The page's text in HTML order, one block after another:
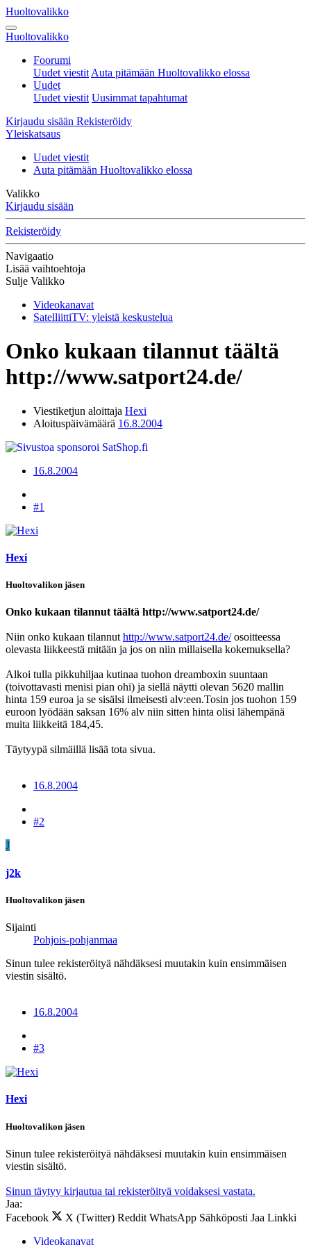
Huoltovalikko
Huoltovalikko
Foorumi
Uudet viestit Auta pitämään Huoltovalikko elossa
Uudet
Uudet viestit Uusimmat tapahtumat
Kirjaudu sisään Rekisteröidy
Yleiskatsaus
Uudet viestit
Auta pitämään Huoltovalikko elossa
Valikko
Kirjaudu sisään
Rekisteröidy
Navigaatio
Lisää vaihtoehtoja
Sulje Valikko
Videokanavat
SatelliittiTV: yleistä keskustelua
Onko kukaan tilannut täältä
http://www.satport24.de/
Viestiketjun aloittaja Hexi
Aloituspäivämäärä 16.8.2004
16.8.2004
#1
Hexi
Huoltovalikon jäsen
Onko kukaan tilannut täältä http://www.satport24.de/
Niin onko kukaan tilannuthttp://www.satport24.de/osoitteessa
olevasta liikkeestä mitään ja jos on niin millaisella kokemuksella?
Alkoi tulla pikkuhiljaa kutinaa tuohon dreamboxin suuntaan
(toivottavasti menisi pian ohi) ja siellä näytti olevan 5620 mallin
hinta 159 euroa ja se sisälsi ilmeisesti alv:een.Tosin jos tuohon 159
euroon lyödään saksan 16% alv niin sitten hinta olisi lähempänä
muita liikkeitä 184,45.
Täytyypä silmäillä lisää tota sivua.
16.8.2004
#2
J
j2k
Huoltovalikon jäsen
Sijainti
Pohjois-pohjanmaa
Sinun tulee rekisteröityä nähdäksesi muutakin kuin ensimmäisen
viestin sisältö.
16.8.2004
#3
Hexi
Huoltovalikon jäsen
Sinun tulee rekisteröityä nähdäksesi muutakin kuin ensimmäisen
viestin sisältö.
Sinun täytyy kirjautua tai rekisteröityä voidaksesi vastata.
Jaa:
Facebook
X (Twitter) Reddit WhatsApp Sähköposti Jaa Linkki
Videokanavat